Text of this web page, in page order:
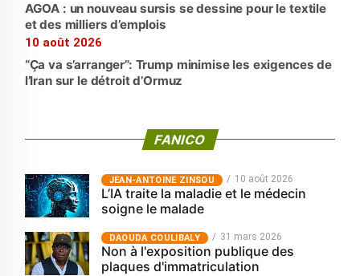
AGOA : un nouveau sursis se dessine pour le textile
et des milliers d’emplois
10 août 2026
“Ça va s’arranger”: Trump minimise les exigences de
l’Iran sur le détroit d’Ormuz
FANICO
JEAN-ANTOINE ZINSOU 10 août 2026
L’IA traite la maladie et le médecin
soigne le malade
‎DAOUDA COULIBALY 31 mars 2026
Non à l'exposition publique des
plaques d'immatriculation